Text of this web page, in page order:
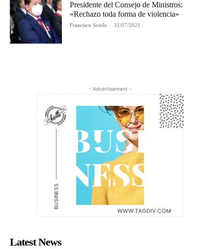
Presidente del Consejo de Ministros:
«Rechazo toda forma de violencia»
Francisco Sotelo - 31/07/2021
- Advertisement -
Latest News